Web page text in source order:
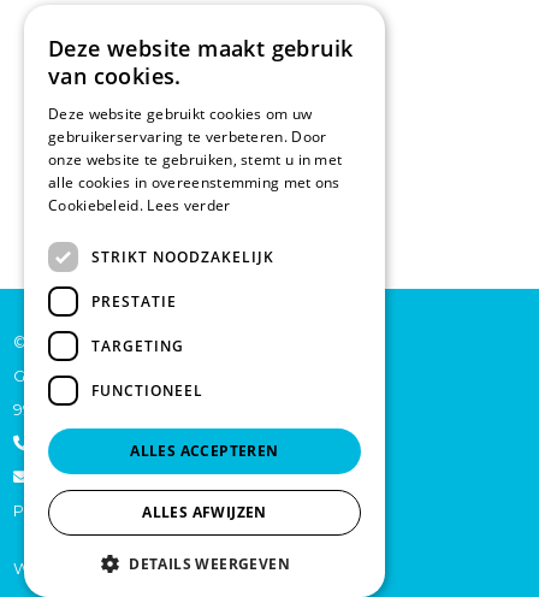
© De Backer CP bv
Grote Baan 45
9920 Lievegem
+32 473 70 46 27
info@schoonmaakproductenonline.be
Privacy
Website byKMOSites
Deze website maakt gebruik
van cookies.
Deze website gebruikt cookies om uw
gebruikerservaring te verbeteren. Door
onze website te gebruiken, stemt u in met
alle cookies in overeenstemming met ons
Cookiebeleid. Lees verder
STRIKT NOODZAKELIJK
PRESTATIE
TARGETING
FUNCTIONEEL
ALLES ACCEPTEREN
ALLES AFWIJZEN
DETAILS WEERGEVEN